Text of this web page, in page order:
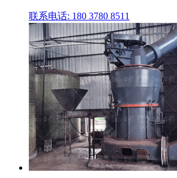
联系电话: 180 3780 8511